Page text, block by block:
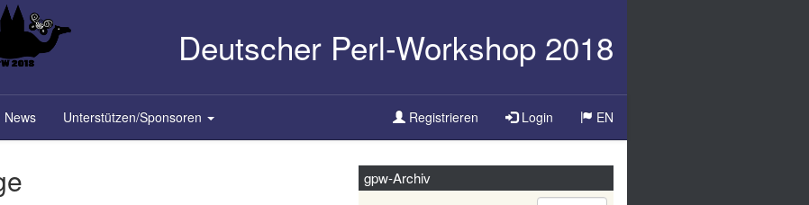
Deutscher Perl-Workshop 2018
News Unterstützen/Sponsoren Registrieren Login EN
gpw-Archiv